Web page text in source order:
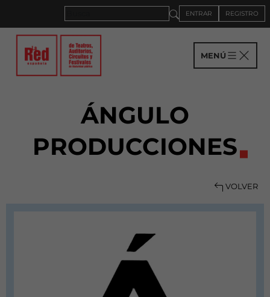
ENTRAR REGISTRO
MENÚ
ÁNGULO
PRODUCCIONES
VOLVER